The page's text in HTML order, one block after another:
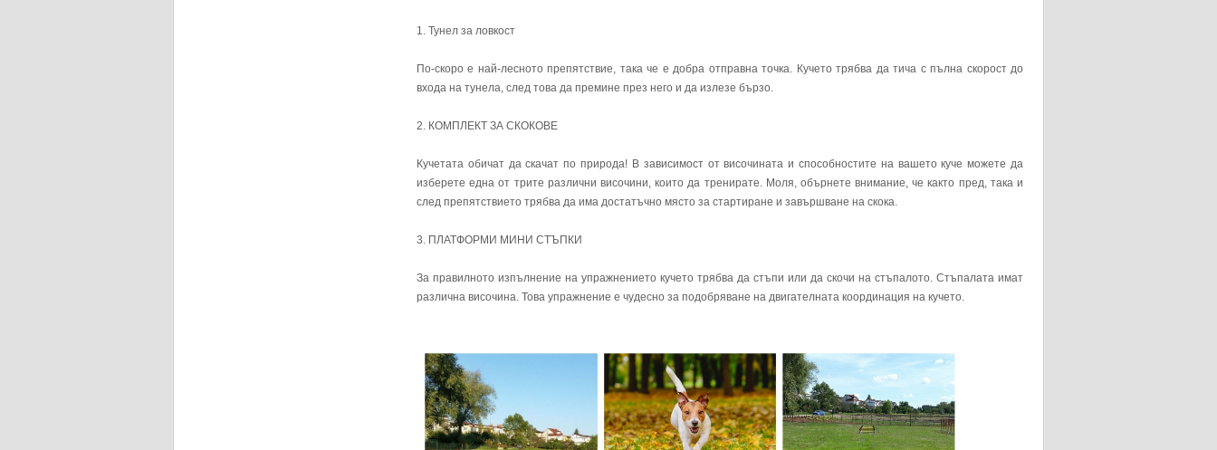
1. Тунел за ловкост
По-скоро е най-лесното препятствие, така че е добра отправна точка. Кучето трябва да тича с пълна скорост до
входа на тунела, след това да премине през него и да излезе бързо.
2. КОМПЛЕКТ ЗА СКОКОВЕ
Кучетата обичат да скачат по природа! В зависимост от височината и способностите на вашето куче можете да
изберете една от трите различни височини, които да тренирате. Моля, обърнете внимание, че както пред, така и
след препятствието трябва да има достатъчно място за стартиране и завършване на скока.
3. ПЛАТФОРМИ МИНИ СТЪПКИ
За правилното изпълнение на упражнението кучето трябва да стъпи или да скочи на стъпалото. Стъпалата имат
различна височина. Това упражнение е чудесно за подобряване на двигателната координация на кучето.